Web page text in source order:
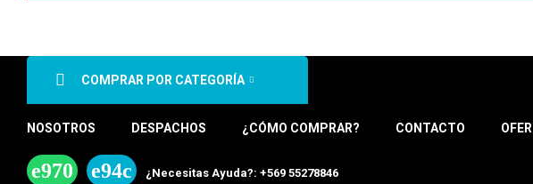
COMPRAR POR CATEGORÍA
NOSOTROS DESPACHOS ¿CÓMO COMPRAR? CONTACTO
¿Necesitas Ayuda?: +569 55278846